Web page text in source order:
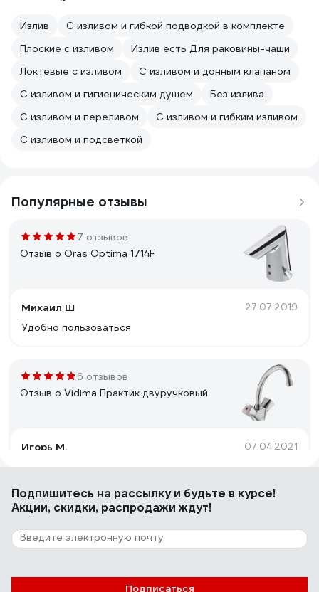
Излив
С изливом и гибкой подводкой в комплекте
Плоские с изливом
Излив есть Для раковины-чаши
Локтевые с изливом
С изливом и донным клапаном
С изливом и гигиеническим душем
Без излива
С изливом и переливом
С изливом и гибким изливом
С изливом и подсветкой
Популярные отзывы
7 отзывов
Отзыв о Oras Optima 1714F
Михаил Ш 27.07.2019
Удобно пользоваться
6 отзывов
Отзыв о Vidima Практик двуручковый
Игорь М. 07.04.2021
Качество
2 отзыва
Отзыв о RavSlezak Termo
Подпишитесь на рассылкуи будьте в курсе!
Акции, скидки, распродажи ждут!
Подписаться